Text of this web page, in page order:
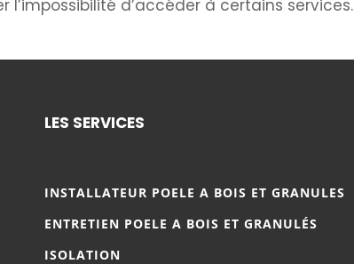
l’impossibilité d’accéder à certains services.
LES SERVICES
INSTALLATEUR POELE A BOIS ET GRANULES
ENTRETIEN POELE A BOIS ET GRANULÉS
ISOLATION